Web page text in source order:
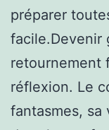
préparer
facile.Devenir
retournement
réflexion. Le
fantasmes, sa